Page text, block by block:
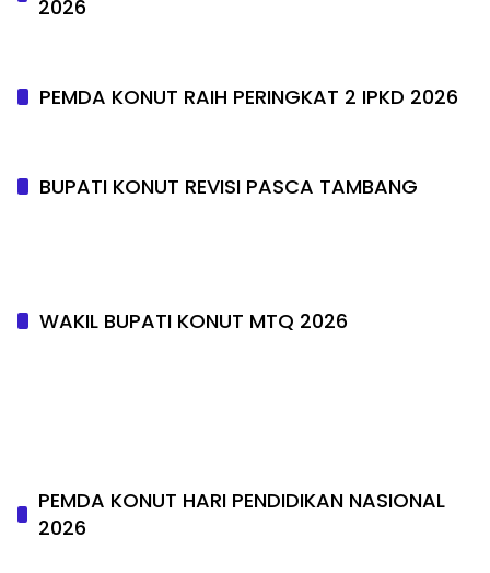
2026
PEMDA KONUT RAIH PERINGKAT 2 IPKD 2026
BUPATI KONUT REVISI PASCA TAMBANG
WAKIL BUPATI KONUT MTQ 2026
PEMDA KONUT HARI PENDIDIKAN NASIONAL
2026